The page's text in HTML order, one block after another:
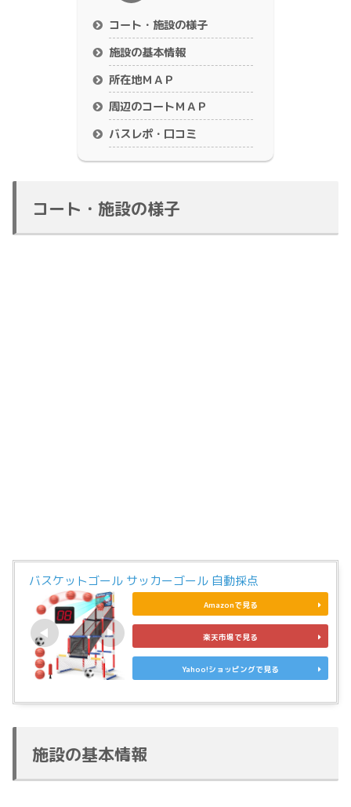
コート・施設の様子
施設の基本情報
所在地ＭＡＰ
周辺のコートＭＡＰ
バスレポ・口コミ
コート・施設の様子
バスケットゴール サッカーゴール 自動採点
Amazonで見る
楽天市場で見る
Yahoo!ショッピングで見る
施設の基本情報